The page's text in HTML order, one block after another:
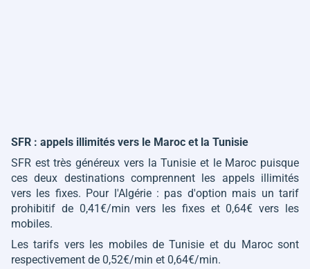
SFR : appels illimités vers le Maroc et la Tunisie
SFR est très généreux vers la Tunisie et le Maroc puisque
ces deux destinations comprennent les appels illimités
vers les fixes. Pour l'Algérie : pas d'option mais un tarif
prohibitif de 0,41€/min vers les fixes et 0,64€ vers les
mobiles.
Les tarifs vers les mobiles de Tunisie et du Maroc sont
respectivement de 0,52€/min et 0,64€/min.